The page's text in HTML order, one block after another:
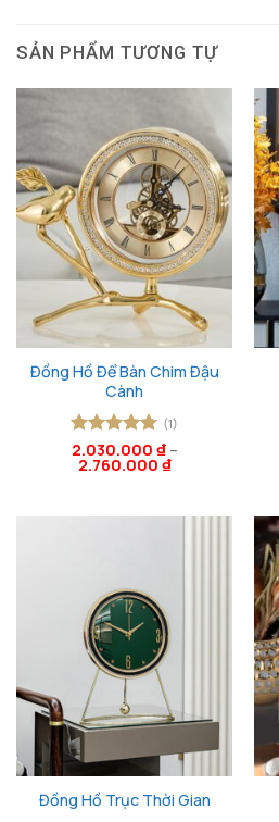
SẢN PHẨM TƯƠNG TỰ
Đồng Hồ Để Bàn Chim Đậu
Cành
Được xếp
hạng55
(1)
2.030.000 ₫–
2.760.000 ₫
Đồng Hồ Trục Thời Gian